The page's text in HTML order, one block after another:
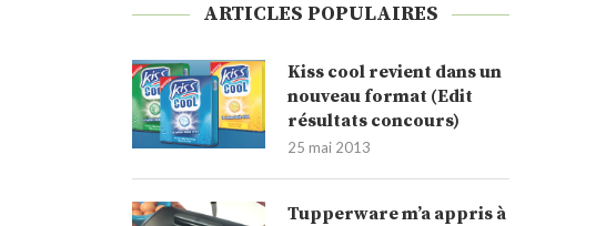
ARTICLES POPULAIRES
Kiss cool revient dans un
nouveau format (Edit
résultats concours)
25 mai 2013
Tupperware m’a appris à